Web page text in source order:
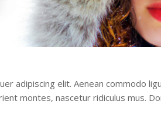
adipiscing elit. Aenean commodo
montes, nascetur ridiculus mus.